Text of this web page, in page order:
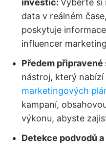
investic: Vyberte si
data v reálném
poskytuje
influencer
Předem připravené
nástroj, který
marketingových
kampaní,
výkonu, abyste
Detekce podvodů